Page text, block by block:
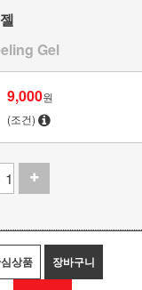
Gel
9,000원
(조건)
상품 장바구니